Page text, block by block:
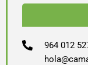
964 012